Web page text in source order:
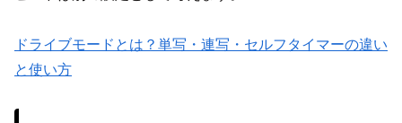
ドライブモードとは？単写・連写・セルフタイマーの違い
と使い方